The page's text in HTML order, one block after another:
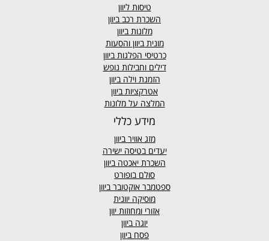
טיסות ליוון
השכרת רכב ביוון
מלונות ביוון
מונית ביוון והסעות
כרטיסי הפלגות ביוון
דילים וחבילות נופש
הזמנת וילה ביוון
אטרקציות ביוון
המלצה על מלונות
מידע כללי
מזג אוויר ביוון
יעדים בטיסה ישירה
השכרת יאכטה ביוון
סולם בופורט
ספטמבר אוקטובר ביוון
מוסיקה יוונית
אזורי ומחוזות יוון
יוגה ביוון
פסח ביוון